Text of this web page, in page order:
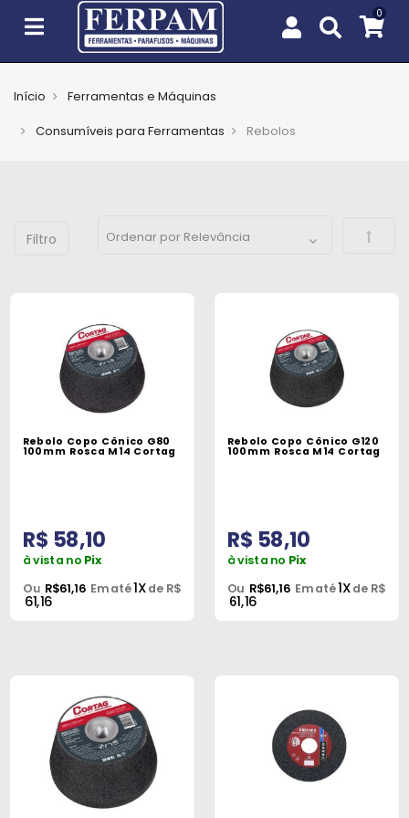
EPIs
Cobertura
Ferramentas
Máquinas
Iluminação
Construção
Materiais
Elétricos
Pneumáticos
Tintas
Químicos
Início
Ferramentas e Máquinas
Consumíveis para Ferramentas
Rebolos
Rebolo Copo Cônico G80
100mm Rosca M14 Cortag
R$ 58,10
à vista no Pix
Ou R$61,16 Em até1Xde R$
61,16
Rebolo Copo Cônico G120
100mm Rosca M14 Cortag
R$ 58,10
à vista no Pix
Ou R$61,16 Em até1Xde R$
61,16